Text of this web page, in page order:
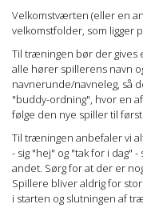
Velkomstværten (eller en
velkomstfolder, som ligger
Til træningen bør der gives
alle hører spillerens navn
navnerunde/navneleg, så
"buddy-ordning", hvor en
følge den nye spiller til
Til træningen anbefaler vi
- sig "hej" og "tak for i dag"
andet. Sørg for at der er
Spillere bliver aldrig for
i starten og slutningen af